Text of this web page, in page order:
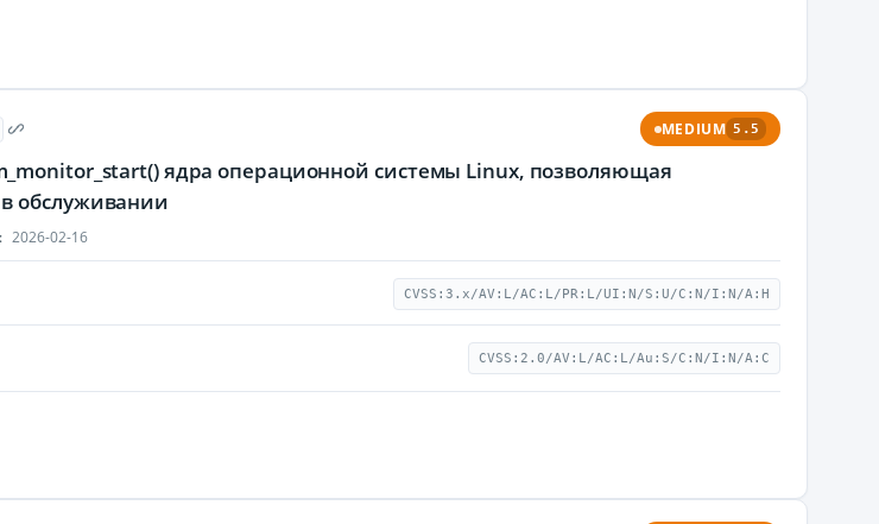
MEDIUM 5.5
ядра операционной системы Linux, позволяющая
обслуживании
2026-02-16
CVSS:3.x/AV:L/AC:L/PR:L/UI:N/S:U/C:N/I:N/A:H
CVSS:2.0/AV:L/AC:L/Au:S/C:N/I:N/A:C